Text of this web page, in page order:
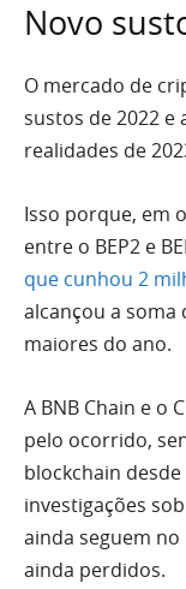
Novo
O mercado de
sustos de 2022 e
realidades de
Isso porque, em
entre o BEP2 e
que cunhou 2
alcançou a soma
maiores do ano.
A BNB Chain e o
pelo ocorrido,
blockchain
investigações
ainda seguem
ainda perdidos.